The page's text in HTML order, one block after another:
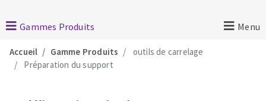
Meuleuses angulaires
Surfaceuses à béton
Gammes Produits Menu
Accueil Gamme Produits
outils de carrelage
Préparation du support